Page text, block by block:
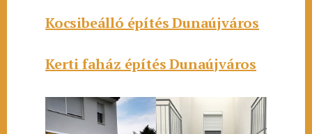
Kocsibeálló építés Dunaújváros
Kerti faház építés Dunaújváros